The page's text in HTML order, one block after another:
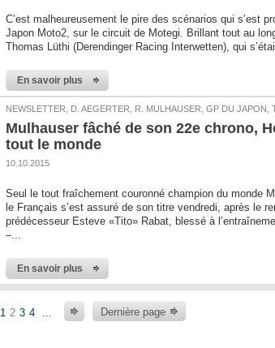
C’est malheureusement le pire des scénarios qui s’est
Japon Moto2, sur le circuit de Motegi. Brillant tout au
Thomas Lüthi (Derendinger Racing Interwetten), qui
En savoir plus
NEWSLETTER, D. AEGERTER, R. MULHAUSER, GP DU JAPON,
Mulhauser fâché de son 22e chrono,
tout le monde
10.10.2015
Seul le tout fraîchement couronné champion du monde
le Français s’est assuré de son titre vendredi, après le
prédécesseur Esteve «Tito» Rabat, blessé à
–...
En savoir plus
1 2 3 4 ... Dernière page